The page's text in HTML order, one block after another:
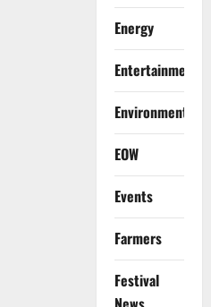
Energy
Entertainment
Environment
EOW
Events
Farmers
Festival